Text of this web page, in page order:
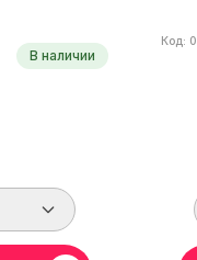
В наличии
Код: